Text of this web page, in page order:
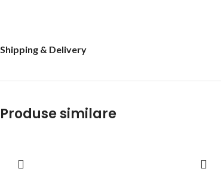
Shipping & Delivery
Produse similare